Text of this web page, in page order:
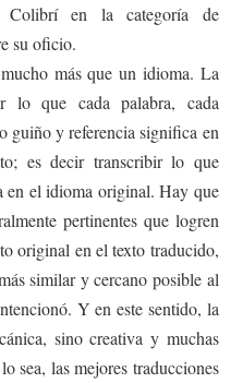
Colibrí en la categoría de
su oficio.
más que un idioma. La
lo que cada palabra, cada
guiño y referencia significa en
es decir transcribir lo que
en el idioma original. Hay que
pertinentes que logren
original en el texto traducido,
similar y cercano posible al
Y en este sentido, la
sino creativa y muchas
sea, las mejores traducciones